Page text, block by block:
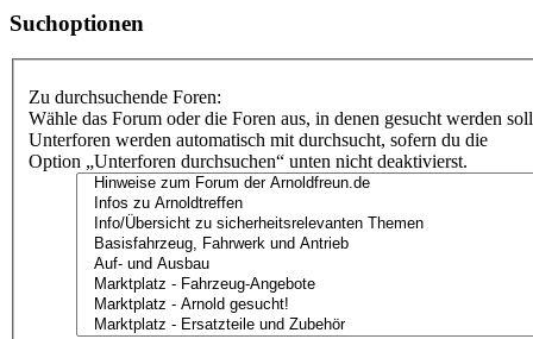
Suchoptionen
Zu durchsuchende Foren:
Wähle das Forum oder die Foren aus, in denen gesucht werden
Unterforen werden automatisch mit durchsucht, sofern du die
Option „Unterforen durchsuchen“ unten nicht deaktivierst.